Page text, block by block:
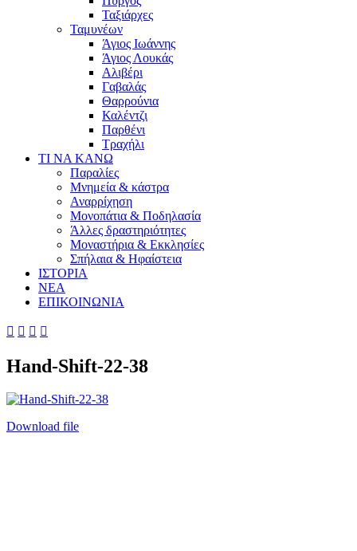
Ταξιάρχες
Ταμυνέων
Άγιος Ιωάννης
Άγιος Λουκάς
Αλιβέρι
Γαβαλάς
Θαρρούνια
Καλέντζι
Παρθένι
Τραχήλι
ΤΙ ΝΑ ΚΑΝΩ
Παραλίες
Μνημεία & κάστρα
Αναρρίχηση
Μονοπάτια & Ποδηλασία
Άλλες δραστηριότητες
Μοναστήρια & Εκκλησίες
Σπήλαια & Ηφαίστεια
ΙΣΤΟΡΙΑ
ΝΕΑ
ΕΠΙΚΟΙΝΩΝΙΑ
   
Hand-Shift-22-38
Download file